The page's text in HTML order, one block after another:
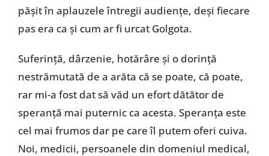
pășit în aplauzele întregii audiențe, deși fiecare
pas era ca și cum ar fi urcat Golgota.
Suferință, dârzenie, hotărâre și o dorință
nestrămutată de a arăta că se poate, că poate,
rar mi-a fost dat să văd un efort dătător de
speranță mai puternic ca acesta. Speranța este
cel mai frumos dar pe care îl putem oferi cuiva.
Noi, medicii, persoanele din domeniul medical,